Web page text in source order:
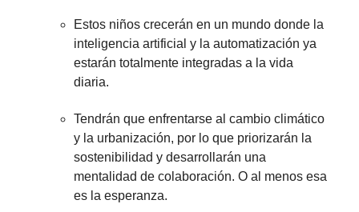
Estos niños crecerán en un mundo donde la
inteligencia artificial y la automatización ya
estarán totalmente integradas a la vida
diaria.
Tendrán que enfrentarse al cambio climático
y la urbanización, por lo que priorizarán la
sostenibilidad y desarrollarán una
mentalidad de colaboración. O al menos esa
es la esperanza.